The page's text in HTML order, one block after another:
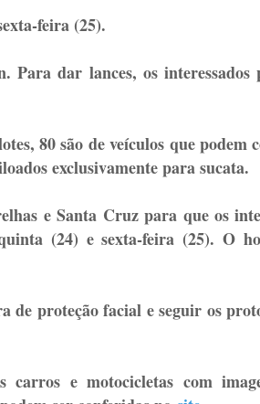
feira (25).
Para dar lances, os interessados
80 são de veículos que podem
exclusivamente para sucata.
e Santa Cruz para que os
(24) e sexta-feira (25). O
de proteção facial e seguir os
carros e motocicletas com